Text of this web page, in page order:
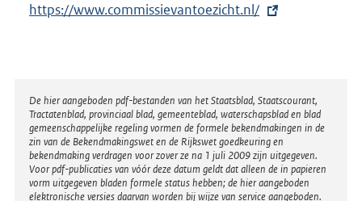
E
r
n
e
l
i
https://www.commissievantoezicht.nl/
Disclaimer
De hier aangeboden pdf-bestanden van het Staatsblad, Staatscourant,
Tractatenblad, provinciaal blad, gemeenteblad, waterschapsblad en blad
gemeenschappelijke regeling vormen de formele bekendmakingen in de
zin van de Bekendmakingswet en de Rijkswet goedkeuring en
bekendmaking verdragen voor zover ze na 1 juli 2009 zijn uitgegeven.
Voor pdf-publicaties van vóór deze datum geldt dat alleen de in papieren
vorm uitgegeven bladen formele status hebben; de hier aangeboden
elektronische versies daarvan worden bij wijze van service aangeboden.